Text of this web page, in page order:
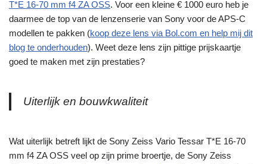
T*E 16-70 mm f4 ZA OSS. Voor een kleine € 1000 euro heb je
daarmee de top van de lenzenserie van Sony voor de APS-C
modellen te pakken (koop deze lens via Bol.com en help mij dit
blog te onderhouden). Weet deze lens zijn pittige prijskaartje
goed te maken met zijn prestaties?
Uiterlijk en bouwkwaliteit
Wat uiterlijk betreft lijkt de Sony Zeiss Vario Tessar T*E 16-70
mm f4 ZA OSS veel op zijn prime broertje, de Sony Zeiss